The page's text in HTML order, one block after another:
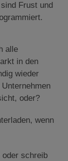
Frust und
alle
in den
wieder
oder?
wenn
oder schreib